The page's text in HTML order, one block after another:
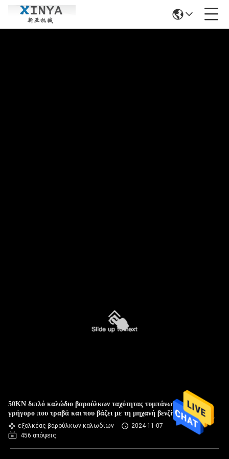
50KN διπλό καλώδιο βαρούλκων ταχύτητας τυμπάνων
γρήγορο που τραβά και που βάζει με τη μηχανή βενζίνης
εξολκέας βαρούλκων καλωδίων
2024-11-07
456 απόψεις